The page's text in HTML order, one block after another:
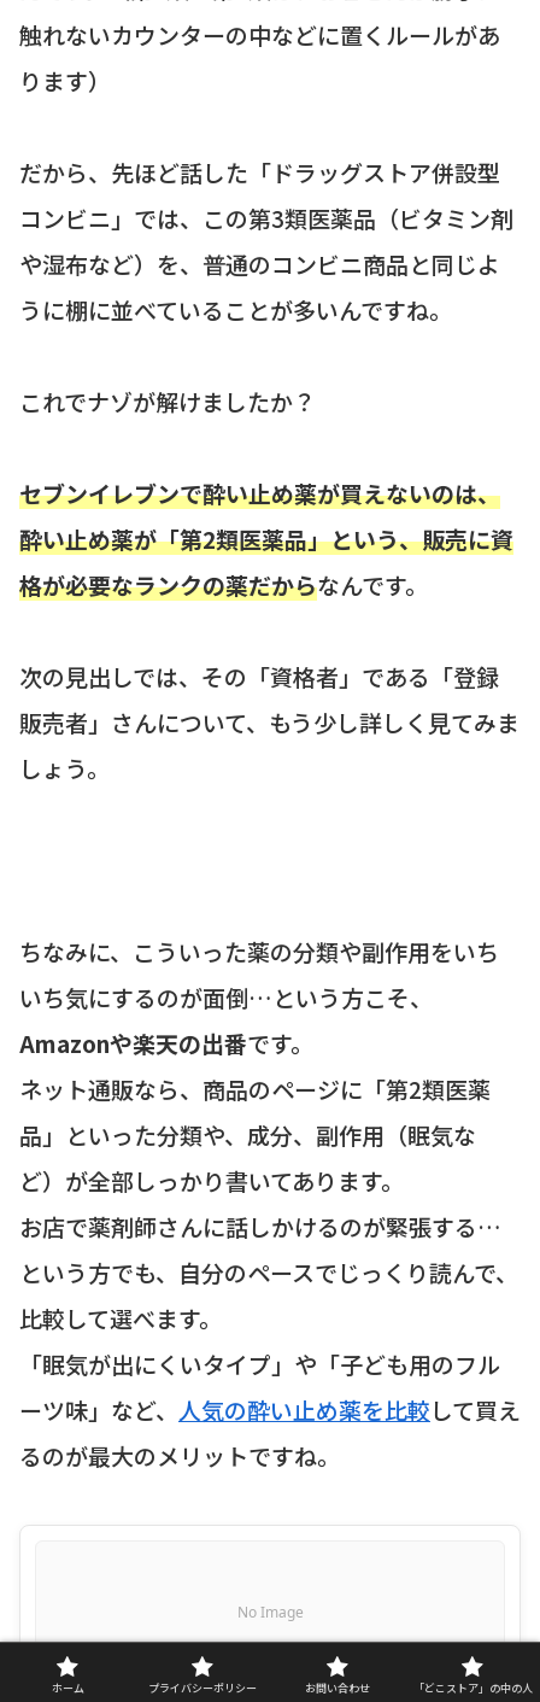
触れないカウンターの中などに置くルールがあ
ります）
だから、先ほど話した「ドラッグストア併設型
コンビニ」では、この第3類医薬品（ビタミン剤
や湿布など）を、普通のコンビニ商品と同じよ
うに棚に並べていることが多いんですね。
これでナゾが解けましたか？
セブンイレブンで酔い止め薬が買えないのは、
酔い止め薬が「第2類医薬品」という、販売に資
格が必要なランクの薬だからなんです。
次の見出しでは、その「資格者」である「登録
販売者」さんについて、もう少し詳しく見てみま
しょう。
ちなみに、こういった薬の分類や副作用をいち
いち気にするのが面倒…という方こそ、
Amazonや楽天の出番です。
ネット通販なら、商品のページに「第2類医薬
品」といった分類や、成分、副作用（眠気な
ど）が全部しっかり書いてあります。
お店で薬剤師さんに話しかけるのが緊張する…
という方でも、自分のペースでじっくり読んで、
比較して選べます。
「眠気が出にくいタイプ」や「子ども用のフル
ーツ味」など、 人気の酔い止め薬を比較して買え
るのが最大のメリットですね。
No Image
ホーム プライバシーポリシー お問い合わせ 「どこストア」の中の人